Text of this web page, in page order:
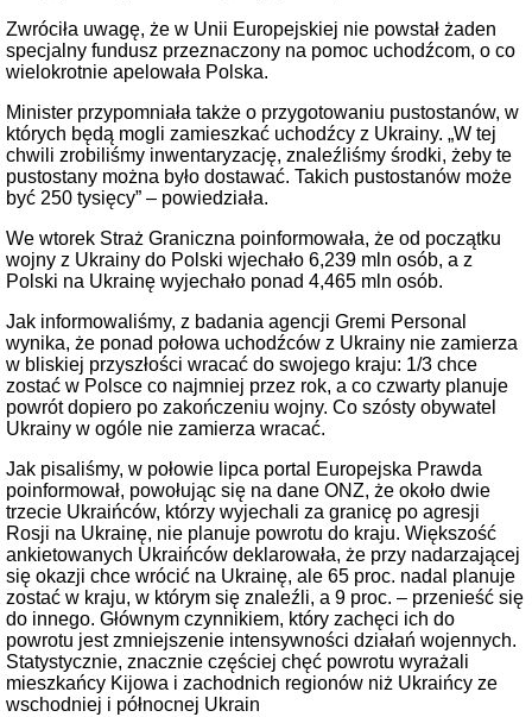
Zwróciła uwagę, że w Unii Europejskiej nie powstał żaden
specjalny fundusz przeznaczony na pomoc uchodźcom, o co
wielokrotnie apelowała Polska.
Minister przypomniała także o przygotowaniu pustostanów, w
których będą mogli zamieszkać uchodźcy z Ukrainy. „W tej
chwili zrobiliśmy inwentaryzację, znaleźliśmy środki, żeby te
pustostany można było dostawać. Takich pustostanów może
być 250 tysięcy” – powiedziała.
We wtorek Straż Graniczna poinformowała, że od początku
wojny z Ukrainy do Polski wjechało 6,239 mln osób, a z
Polski na Ukrainę wyjechało ponad 4,465 mln osób.
Jak informowaliśmy, z badania agencji Gremi Personal
wynika, że ponad połowa uchodźców z Ukrainy nie zamierza
w bliskiej przyszłości wracać do swojego kraju: 1/3 chce
zostać w Polsce co najmniej przez rok, a co czwarty planuje
powrót dopiero po zakończeniu wojny. Co szósty obywatel
Ukrainy w ogóle nie zamierza wracać.
Jak pisaliśmy, w połowie lipca portal Europejska Prawda
poinformował, powołując się na dane ONZ, że około dwie
trzecie Ukraińców, którzy wyjechali za granicę po agresji
Rosji na Ukrainę, nie planuje powrotu do kraju. Większość
ankietowanych Ukraińców deklarowała, że przy nadarzającej
się okazji chce wrócić na Ukrainę, ale 65 proc. nadal planuje
zostać w kraju, w którym się znaleźli, a 9 proc. – przenieść się
do innego. Głównym czynnikiem, który zachęci ich do
powrotu jest zmniejszenie intensywności działań wojennych.
Statystycznie, znacznie częściej chęć powrotu wyrażali
mieszkańcy Kijowa i zachodnich regionów niż Ukraińcy ze
wschodniej i północnej Ukrain